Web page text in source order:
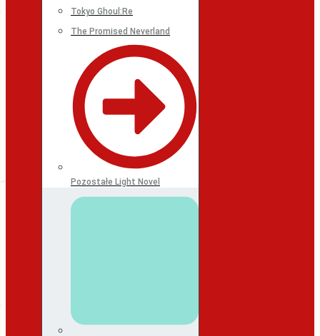
Tokyo Ghoul:Re
The Promised Neverland
Pozostałe Light Novel